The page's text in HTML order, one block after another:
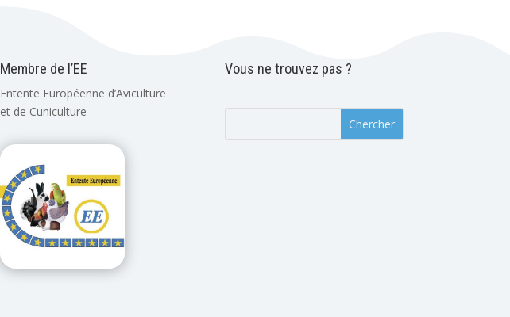
Membre de l’EE
Entente Européenne d’Aviculture
et de Cuniculture
Vous ne trouvez pas ?